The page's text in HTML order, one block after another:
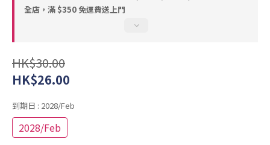
全店，滿 $350 免運費送上門
HK$30.00
HK$26.00
到期日 : 2028/Feb
2028/Feb